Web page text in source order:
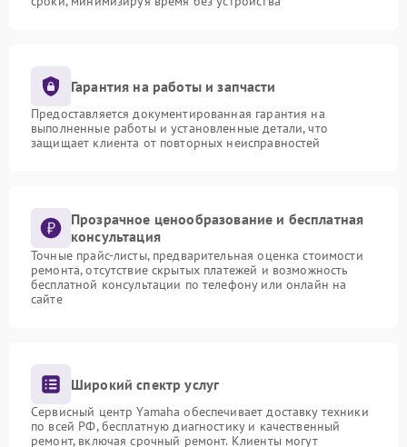
Гарантия на работы и запчасти
Предоставляется документированная гарантия на
выполненные работы и установленные детали, что
защищает клиента от повторных неисправностей
Прозрачное ценообразование и бесплатная
консультация
Точные прайс-листы, предварительная оценка стоимости
ремонта, отсутствие скрытых платежей и возможность
бесплатной консультации по телефону или онлайн на
сайте
Широкий спектр услуг
Сервисный центр Yamaha обеспечивает доставку техники
по всей РФ, бесплатную диагностику и качественный
ремонт, включая срочный ремонт. Клиенты могут